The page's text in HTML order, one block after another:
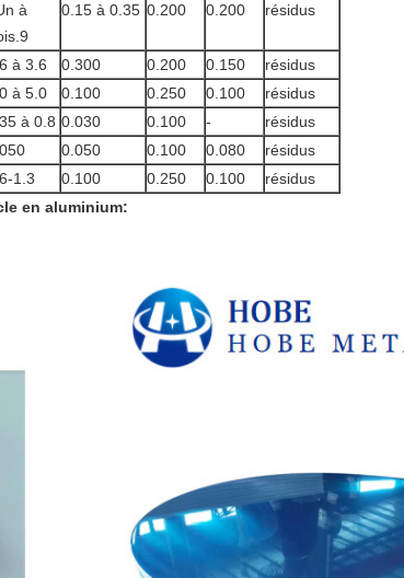
à
0.15 à 0.35 0.200 0.200 résidus
à 3.6 0.300 0.200 0.150
résidus
à 5.0 0.100 0.250 0.100
résidus
à 0.8 0.030 0.100 -
résidus
0.050 0.100 0.080
résidus
1.3 0.100 0.250 0.100
résidus
en aluminium: